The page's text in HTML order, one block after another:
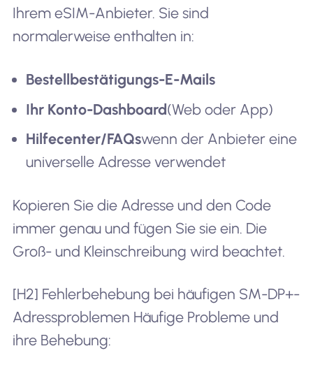
Ihrem eSIM-Anbieter. Sie sind
normalerweise enthalten in:
Bestellbestätigungs-E-Mails
Ihr Konto-Dashboard(Web oder App)
Hilfecenter/FAQswenn der Anbieter eine
universelle Adresse verwendet
Kopieren Sie die Adresse und den Code
immer genau und fügen Sie sie ein. Die
Groß- und Kleinschreibung wird beachtet.
[H2] Fehlerbehebung bei häufigen SM-DP+-
Adressproblemen Häufige Probleme und
ihre Behebung: